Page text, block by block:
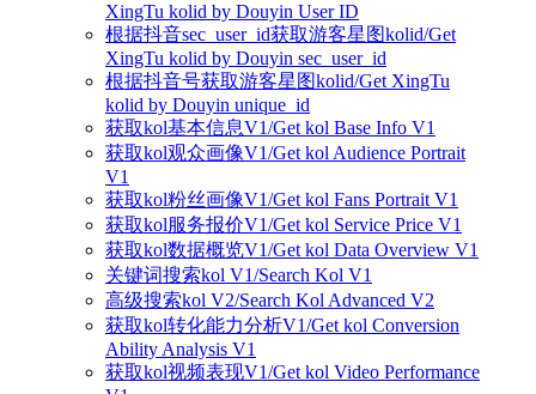
XingTu kolid by Douyin User ID
根据抖音sec_user_id获取游客星图kolid/Get
XingTu kolid by Douyin sec_user_id
根据抖音号获取游客星图kolid/Get XingTu
kolid by Douyin unique_id
获取kol基本信息V1/Get kol Base Info V1
获取kol观众画像V1/Get kol Audience Portrait
V1
获取kol粉丝画像V1/Get kol Fans Portrait V1
获取kol服务报价V1/Get kol Service Price V1
获取kol数据概览V1/Get kol Data Overview V1
关键词搜索kol V1/Search Kol V1
高级搜索kol V2/Search Kol Advanced V2
获取kol转化能力分析V1/Get kol Conversion
Ability Analysis V1
获取kol视频表现V1/Get kol Video Performance